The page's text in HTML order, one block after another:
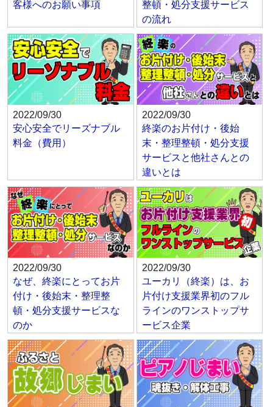
客様へのお願い事項
整頓・処分支援サービス
の流れ
2022/09/30
安心安全でリーズナブル
料金（費用）
2022/09/30
終楽のお片付け・後始
末・整理整頓・処分支援
サービスと他社さんとの
違いとは
2022/09/30
なぜ、終楽にとってお片
付け・後始末・整理整
頓・処分支援サービスな
のか
2022/09/30
ユーカリ（終楽）は、お
片付け支援業界初のフル
ラインのワンストップサ
ービス企業